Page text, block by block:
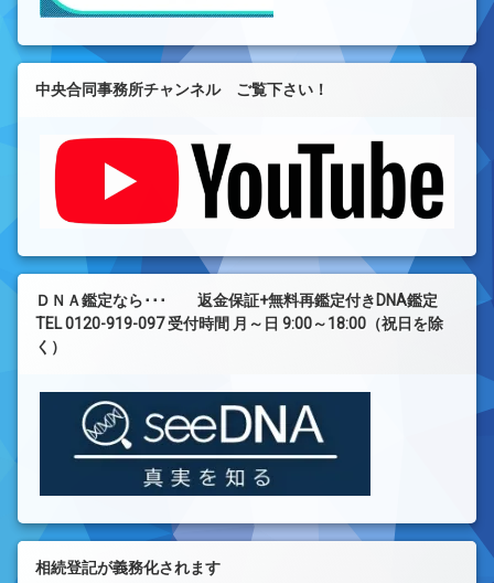
中央合同事務所チャンネル ご覧下さい！
ＤＮＡ鑑定なら･･･ 返金保証+無料再鑑定付きDNA鑑定
TEL 0120-919-097 受付時間 月～日 9:00～18:00（祝日を除
く）
相続登記が義務化されます